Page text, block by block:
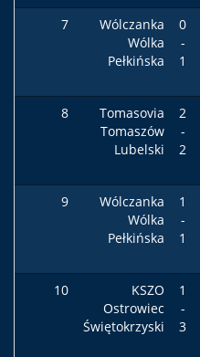
7
Wólczanka
Wólka
Pełkińska
0
-
1
8
Tomasovia
Tomaszów
Lubelski
2
-
2
9
Wólczanka
Wólka
Pełkińska
1
-
1
10
KSZO
Ostrowiec
Świętokrzyski
1
-
3